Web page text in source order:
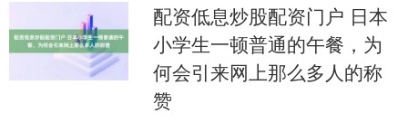
户，多头动力减弱，但下....
配资低息炒股配资门户 日本
小学生一顿普通的午餐，为
何会引来网上那么多人的称
赞